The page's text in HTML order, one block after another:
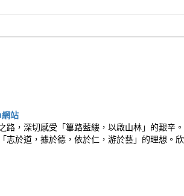
，深切感受「篳路藍縷，以啟山林」的艱
於道，據於德，依於仁，游於藝」的理想。